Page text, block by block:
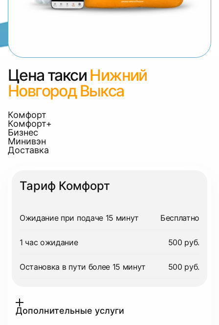
Цена такси Нижний
Новгород Выкса
Комфорт
Комфорт+
Бизнес
Минивэн
Доставка
Тариф Комфорт
Ожидание при подаче 15 минут Бесплатно
1 час ожидание 500 руб.
Остановка в пути более 15 минут 500 руб.
Дополнительные услуги